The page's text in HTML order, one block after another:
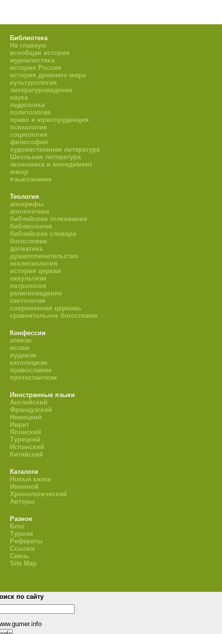
Библиотека
На главную
всеобщая история
журналистика
история России
история древнего мира
культурология
литературоведение
наука
педагогика
политология
право и юриспруденция
психология
социология
философия
художественная литература
Школьная литература
экономика и менеджмент
юмор
языкознание
Теология
апокрифы
апологетика
библейские толкования
библиология
библейские словари
богословие
догматика
душепопечительство
екклесиология
история церкви
оккультизм
патрология
религиоведение
сектология
современная церковь
сравнительное богословие
Конфессии
атеизм
ислам
иудаизм
католицизм
православие
протестантизм
Иностранные языки
Английский
Французский
Немецкий
Иврит
Японский
Турецкий
Испанский
Китайский
Каталоги
Новые книги
Именной
Хронологический
Авторы
Разное
Блог
Туризм
Рефераты
Ссылки
Связь
Site Map
по сайту